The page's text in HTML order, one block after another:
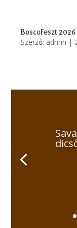
BoscoFeszt 2026
Szerző: admin |